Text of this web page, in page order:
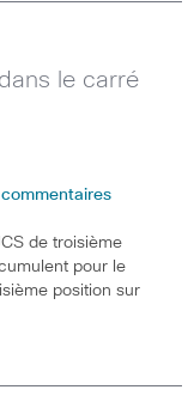
le carré
de troisième
pour le
position sur